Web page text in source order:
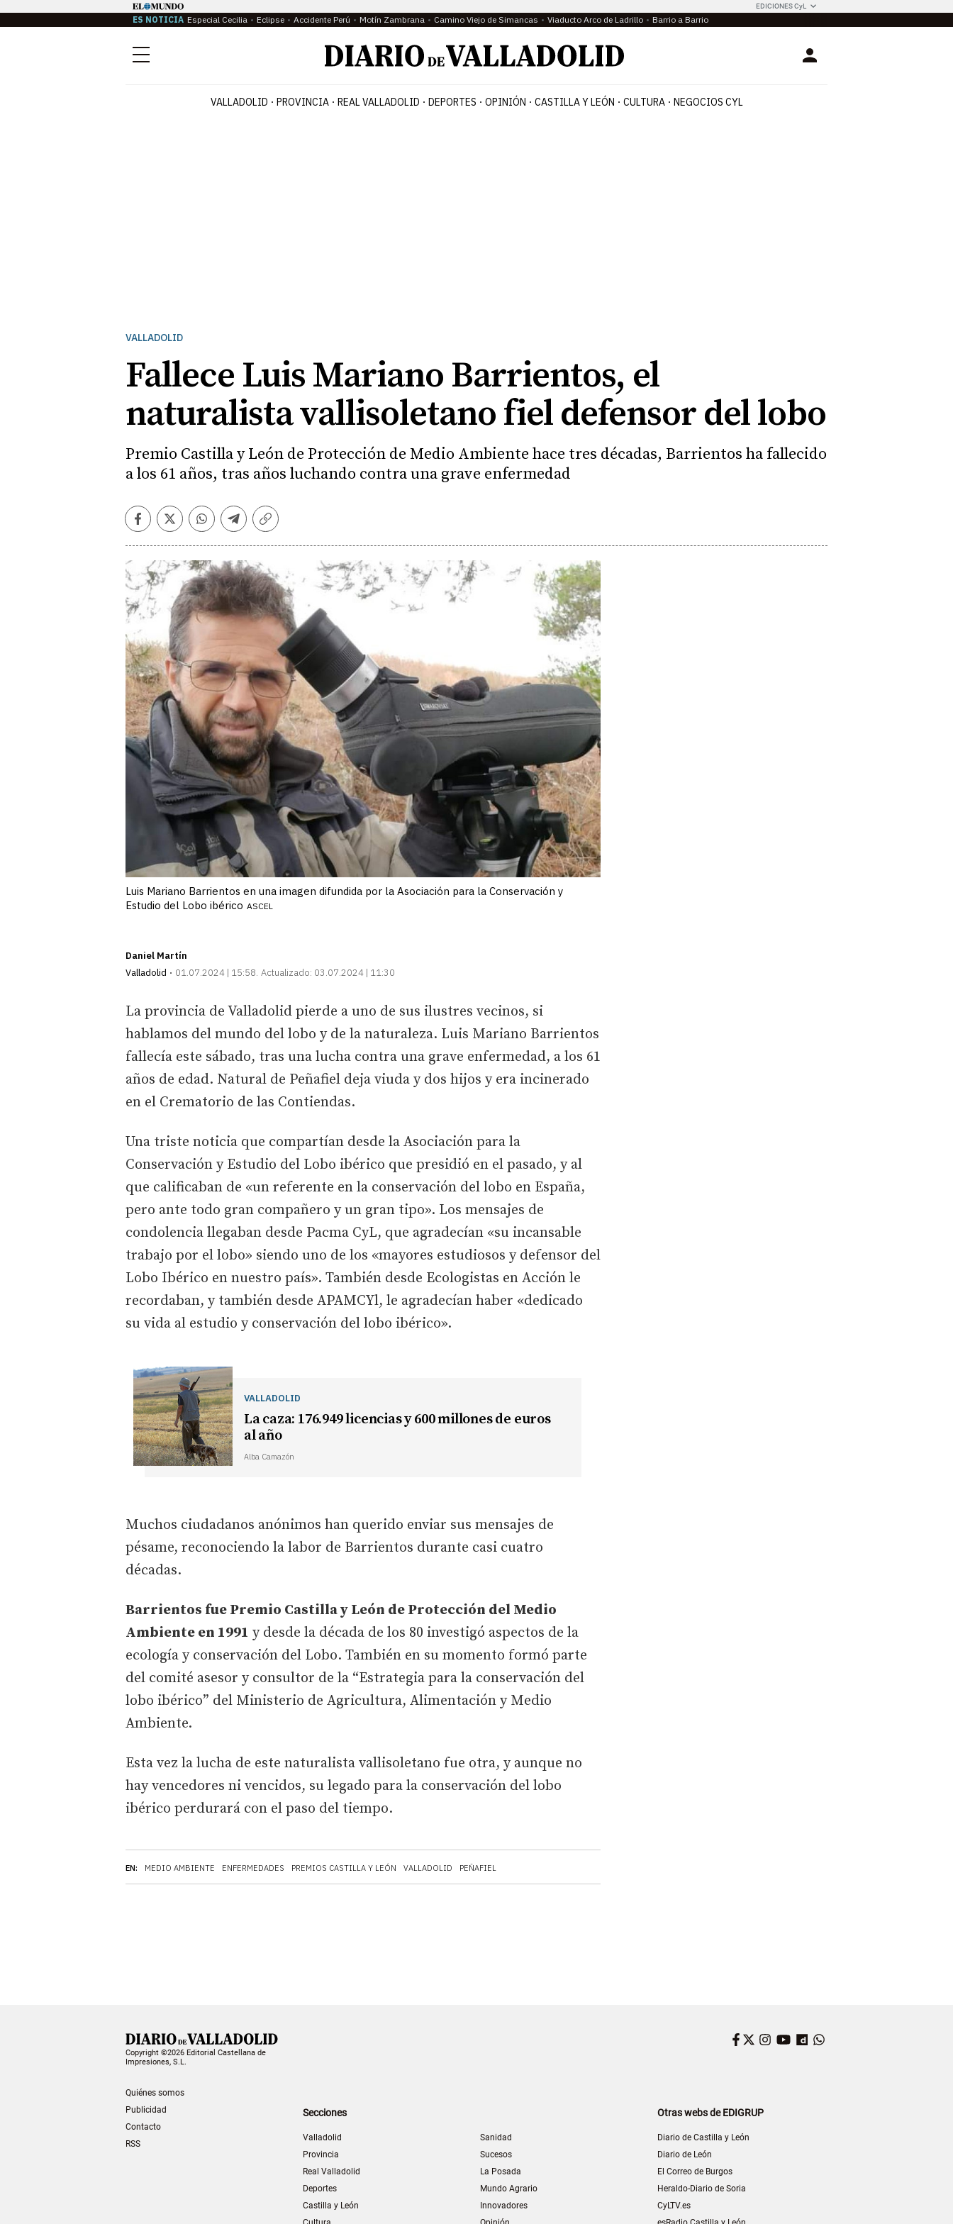
EDICIONES CyL
ES NOTICIA Especial Cecilia Eclipse Accidente Perú Motín Zambrana Camino Viejo de Simancas Viaducto Arco de Ladrillo Barrio a Barrio
Menú Login
VALLADOLID PROVINCIA REAL VALLADOLID DEPORTES OPINIÓN CASTILLA Y LEÓN CULTURA NEGOCIOS CYL
VALLADOLID
Fallece Luis Mariano Barrientos, el
naturalista vallisoletano fiel defensor del lobo
Premio Castilla y León de Protección de Medio Ambiente hace tres décadas, Barrientos ha fallecido
a los 61 años, tras años luchando contra una grave enfermedad
Facebook
TwitterWhatsapp
Telegram
Copiar
Luis Mariano Barrientos en una imagen difundida por la Asociación para la Conservación y
Estudio del Lobo ibérico ASCEL
Daniel Martín
Valladolid
01.07.2024 | 15:58 Actualizado: 03.07.2024 | 11:30
EN: MEDIO AMBIENTE ENFERMEDADES PREMIOS CASTILLA Y LEÓN VALLADOLID PEÑAFIEL
La provincia de Valladolid pierde a uno de sus ilustres vecinos, si
hablamos del mundo del lobo y de la naturaleza. Luis Mariano Barrientos
fallecía este sábado, tras una lucha contra una grave enfermedad, a los 61
años de edad. Natural de Peñafiel deja viuda y dos hijos y era incinerado
en el Crematorio de las Contiendas.
Una triste noticia que compartían desde la Asociación para la
Conservación y Estudio del Lobo ibérico que presidió en el pasado, y al
que calificaban de «un referente en la conservación del lobo en España,
pero ante todo gran compañero y un gran tipo». Los mensajes de
condolencia llegaban desde Pacma CyL, que agradecían «su incansable
trabajo por el lobo» siendo uno de los «mayores estudiosos y defensor del
Lobo Ibérico en nuestro país». También desde Ecologistas en Acción le
recordaban, y también desde APAMCYl, le agradecían haber «dedicado
su vida al estudio y conservación del lobo ibérico».
VALLADOLID
La caza: 176.949 licencias y 600 millones de euros
al año
Alba Camazón
Muchos ciudadanos anónimos han querido enviar sus mensajes de
pésame, reconociendo la labor de Barrientos durante casi cuatro
décadas.
Barrientos fue Premio Castilla y León de Protección del Medio
Ambiente en 1991 y desde la década de los 80 investigó aspectos de la
ecología y conservación del Lobo. También en su momento formó parte
del comité asesor y consultor de la “Estrategia para la conservación del
lobo ibérico” del Ministerio de Agricultura, Alimentación y Medio
Ambiente.
Esta vez la lucha de este naturalista vallisoletano fue otra, y aunque no
hay vencedores ni vencidos, su legado para la conservación del lobo
ibérico perdurará con el paso del tiempo.
Copyright ©2026 Editorial Castellana de
Impresiones, S.L.
Quiénes somos
Publicidad
Contacto
RSS
Facebook
Twitter
Instagram
YouTube
Dailymotion
Secciones
Valladolid
Provincia
Real Valladolid
Deportes
Castilla y León
Sanidad
Sucesos
La Posada
Mundo Agrario
Innovadores
Otras webs de EDIGRUP
Diario de Castilla y León
Diario de León
El Correo de Burgos
Heraldo-Diario de Soria
CyLTV.es